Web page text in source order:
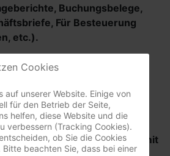
Buchungsbelege,
Für Besteuerung
etc.).
in Österreich erfolgt
für 7 J gemäß §
Konten, Belege,
der Einnahmen und
Jahre im Zusammenhang mit
Cookies
auf unserer Website. Einige von
für den Betrieb der Seite,
helfen, diese Website und die
verbessern (Tracking Cookies).
ob Sie die Cookies
Bitte beachten Sie, dass bei einer